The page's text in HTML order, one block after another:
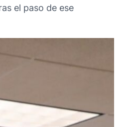
el paso de ese